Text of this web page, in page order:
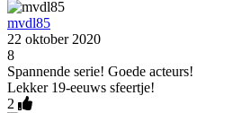
mvdl85
22 oktober 2020
8
Spannende serie! Goede acteurs!
Lekker 19-eeuws sfeertje!
2